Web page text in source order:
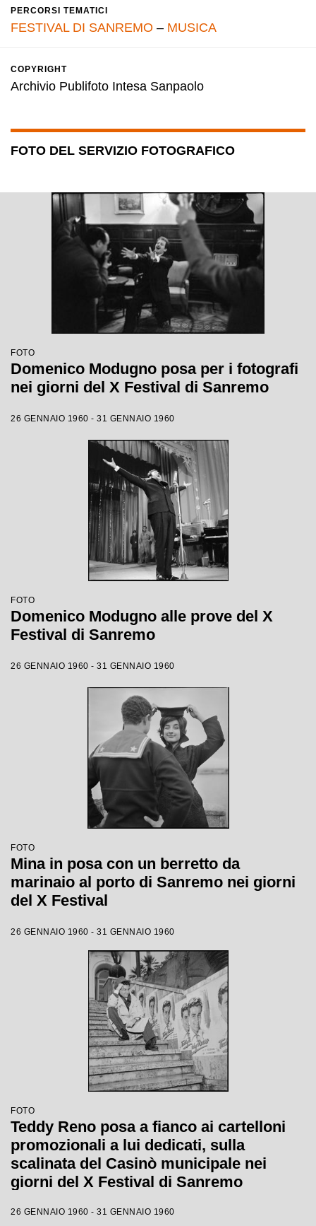
PERCORSI TEMATICI
FESTIVAL DI SANREMO – MUSICA
COPYRIGHT
Archivio Publifoto Intesa Sanpaolo
FOTO DEL SERVIZIO FOTOGRAFICO
FOTO
Domenico Modugno posa per i fotografi
nei giorni del X Festival di Sanremo
26 GENNAIO 1960 - 31 GENNAIO 1960
FOTO
Domenico Modugno alle prove del X
Festival di Sanremo
26 GENNAIO 1960 - 31 GENNAIO 1960
FOTO
Mina in posa con un berretto da
marinaio al porto di Sanremo nei giorni
del X Festival
26 GENNAIO 1960 - 31 GENNAIO 1960
FOTO
Teddy Reno posa a fianco ai cartelloni
promozionali a lui dedicati, sulla
scalinata del Casinò municipale nei
giorni del X Festival di Sanremo
26 GENNAIO 1960 - 31 GENNAIO 1960